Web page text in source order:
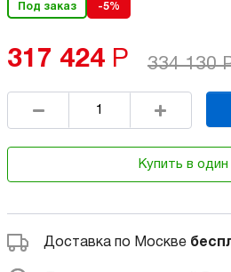
Под заказ -5%
317 424 Р 334 130
Купить в один
Доставка по Москве